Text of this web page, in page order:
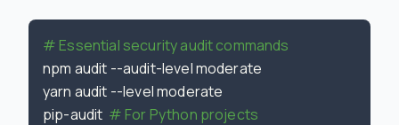
# Essential security audit commands
npm audit --audit-level moderate
yarn audit --level moderate
pip-audit # For Python projects